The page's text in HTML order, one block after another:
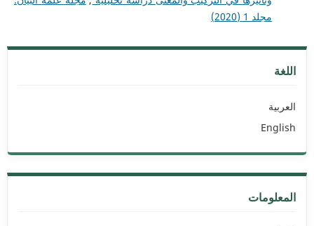
مجلد 1 (2020)
اللغة
العربية
English
المعلومات